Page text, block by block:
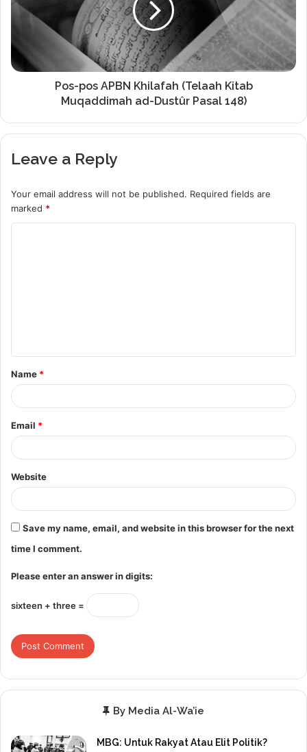
Pos-pos APBN Khilafah (Telaah Kitab
Muqaddimah ad-Dustûr Pasal 148)
Leave a Reply
Your email address will not be published. Required fields are
marked *
t
*
Name *
Email *
Website
Save my name, email, and website in this browser for the next
time I comment.
Please enter an answer in digits:
sixteen + three =
By Media Al-Wa’ie
MBG: Untuk Rakyat Atau Elit Politik?